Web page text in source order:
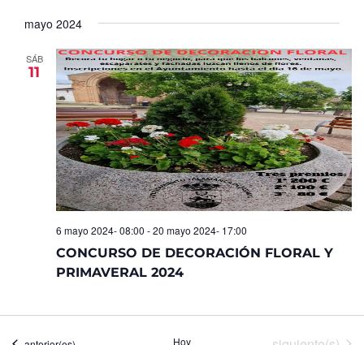
de
Eventos
mayo 2024
SÁB
11
CONCURSO DE DECORACIÓN FLORAL Y
PRIMAVERAL 2024
6 mayo 2024- 08:00 -20 mayo 2024- 17:00
Hoy